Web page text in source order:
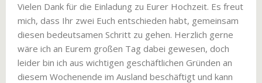
Vielen Dank für die Einladung zu Eurer Hochzeit. Es freut
mich, dass Ihr zwei Euch entschieden habt, gemeinsam
diesen bedeutsamen Schritt zu gehen. Herzlich gerne
wäre ich an Eurem großen Tag dabei gewesen, doch
leider bin ich aus wichtigen geschäftlichen Gründen an
diesem Wochenende im Ausland beschäftigt und kann